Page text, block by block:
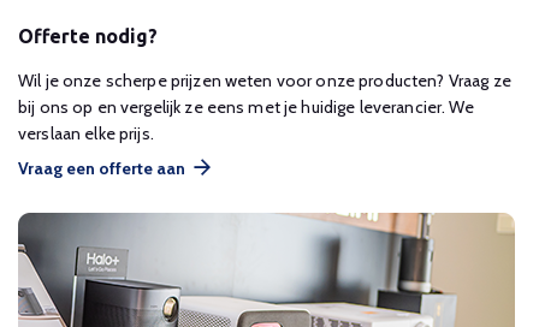
Offerte nodig?
Wil je onze scherpe prijzen weten voor onze producten? Vraag ze
bij ons op en vergelijk ze eens met je huidige leverancier. We
verslaan elke prijs.
Vraag een offerte aan